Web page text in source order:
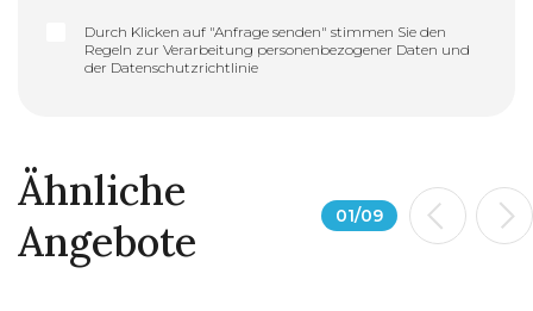
Durch Klicken auf "Anfrage senden" stimmen Sie den
Regeln zur Verarbeitung personenbezogener Daten und
der Datenschutzrichtlinie
Ähnliche
Angebote
01/09